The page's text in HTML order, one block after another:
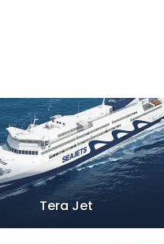
Tera Jet